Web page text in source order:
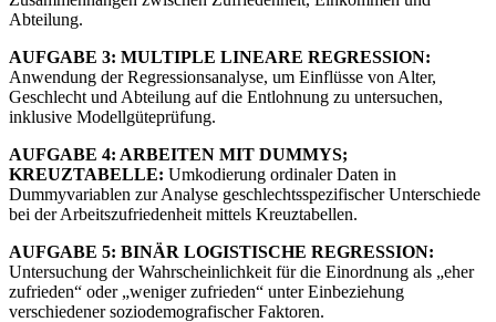
Abteilung.
AUFGABE 3: MULTIPLE LINEARE REGRESSION:
Anwendung der Regressionsanalyse, um Einflüsse von Alter,
Geschlecht und Abteilung auf die Entlohnung zu untersuchen,
inklusive Modellgüteprüfung.
AUFGABE 4: ARBEITEN MIT DUMMYS;
KREUZTABELLE: Umkodierung ordinaler Daten in
Dummyvariablen zur Analyse geschlechtsspezifischer Unterschiede
bei der Arbeitszufriedenheit mittels Kreuztabellen.
AUFGABE 5: BINÄR LOGISTISCHE REGRESSION:
Untersuchung der Wahrscheinlichkeit für die Einordnung als „eher
zufrieden“ oder „weniger zufrieden“ unter Einbeziehung
verschiedener soziodemografischer Faktoren.